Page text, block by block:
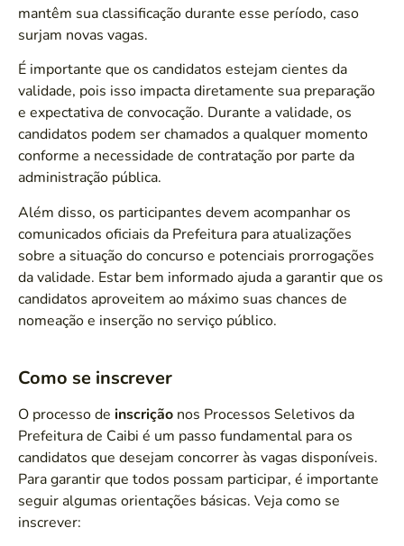
mantêm sua classificação durante esse período, caso
surjam novas vagas.
É importante que os candidatos estejam cientes da
validade, pois isso impacta diretamente sua preparação
e expectativa de convocação. Durante a validade, os
candidatos podem ser chamados a qualquer momento
conforme a necessidade de contratação por parte da
administração pública.
Além disso, os participantes devem acompanhar os
comunicados oficiais da Prefeitura para atualizações
sobre a situação do concurso e potenciais prorrogações
da validade. Estar bem informado ajuda a garantir que os
candidatos aproveitem ao máximo suas chances de
nomeação e inserção no serviço público.
Como se inscrever
O processo de inscrição nos Processos Seletivos da
Prefeitura de Caibi é um passo fundamental para os
candidatos que desejam concorrer às vagas disponíveis.
Para garantir que todos possam participar, é importante
seguir algumas orientações básicas. Veja como se
inscrever: